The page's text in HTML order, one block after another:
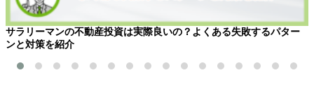
サラリーマンの不動産投資は実際良いの？よくある失敗するパター
ンと対策を紹介